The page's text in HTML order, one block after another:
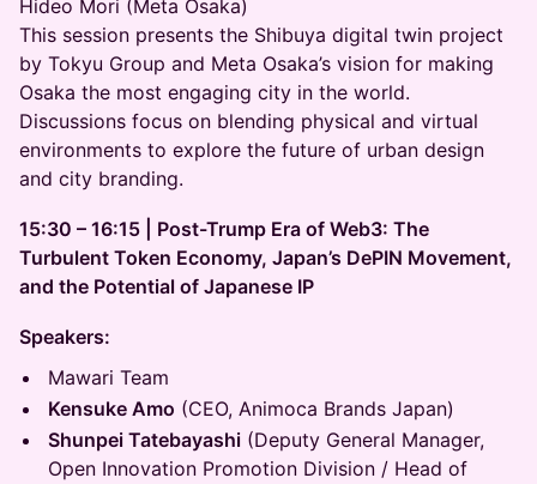
Hideo Mori (Meta Osaka)
This session presents the Shibuya digital twin project
by Tokyu Group and Meta Osaka’s vision for making
Osaka the most engaging city in the world.
Discussions focus on blending physical and virtual
environments to explore the future of urban design
and city branding.
15:30 – 16:15 | Post-Trump Era of Web3: The
Turbulent Token Economy, Japan’s DePIN Movement,
and the Potential of Japanese IP
Speakers:
Mawari Team
Kensuke Amo (CEO, Animoca Brands Japan)
Shunpei Tatebayashi (Deputy General Manager,
Open Innovation Promotion Division / Head of